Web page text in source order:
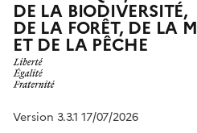
DE LA BIODIVERSITÉ,
DE LA FORÊT, DE LA
ET DE LA PÊCHE
Version 3.3.1 17/07/2026